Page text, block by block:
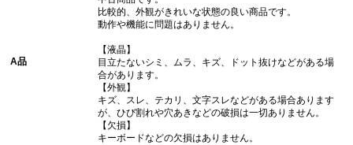
A品
比較的、外観がきれいな状態の良い商品です。
動作や機能に問題はありません。
【液晶】
目立たないシミ、ムラ、キズ、ドット抜けなどがある場
合があります。
【外観】
キズ、スレ、テカリ、文字スレなどがある場合あります
が、ひび割れや穴あきなどの破損は一切ありません。
【欠損】
キーボードなどの欠損はありません。